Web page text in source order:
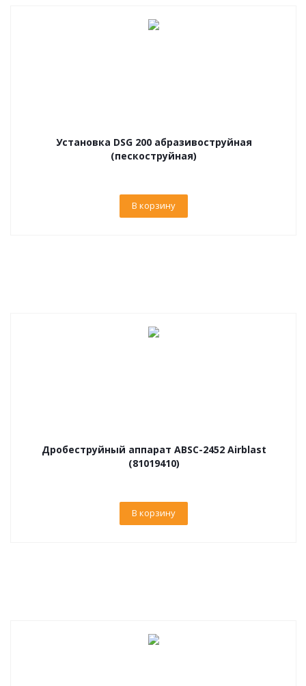
Установка DSG 200 абразивоструйная
(пескоструйная)
В корзину
Дробеструйный аппарат ABSC-2452 Airblast
(81019410)
В корзину